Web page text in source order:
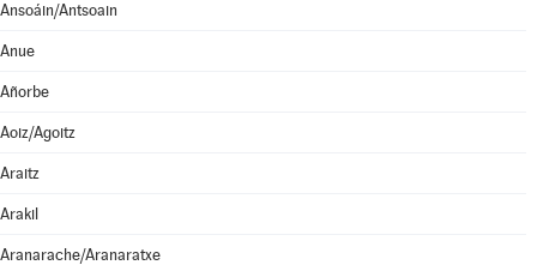
Ansoáin/Antsoain
Anue
Añorbe
Aoiz/Agoitz
Araitz
Arakil
Aranarache/Aranaratxe